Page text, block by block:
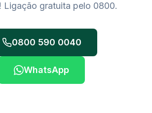
Ligação gratuita pelo 0800.
0800 590 0040
WhatsApp